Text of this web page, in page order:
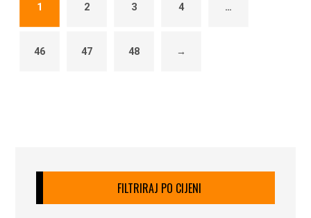
1 2 3 4 …
46 47 48 →
FILTRIRAJ PO CIJENI